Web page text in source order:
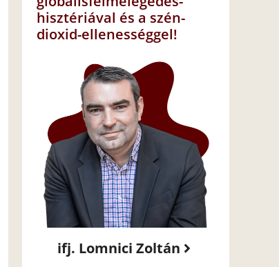
hisztériával és a szén-
dioxid-ellenességgel!
ifj. Lomnici Zoltán